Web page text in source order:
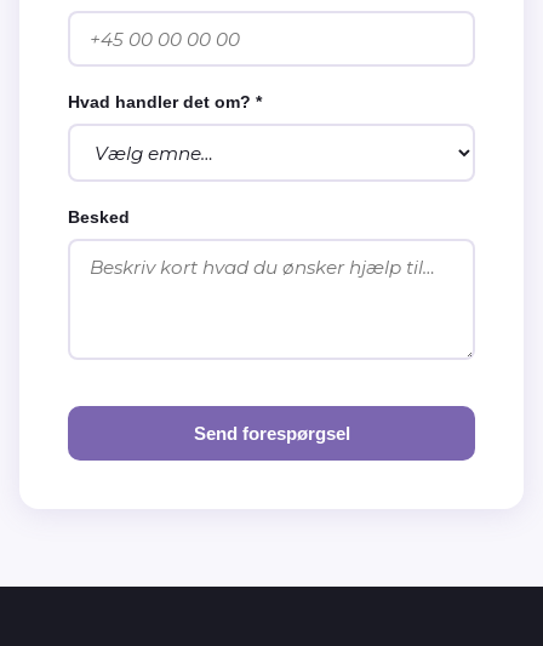
Hvad handler det om? *
Besked
Send forespørgsel